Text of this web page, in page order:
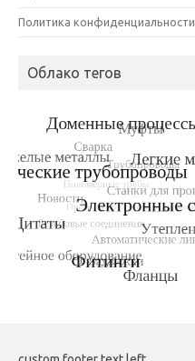
Политика конфиденциальности
Облако тегов